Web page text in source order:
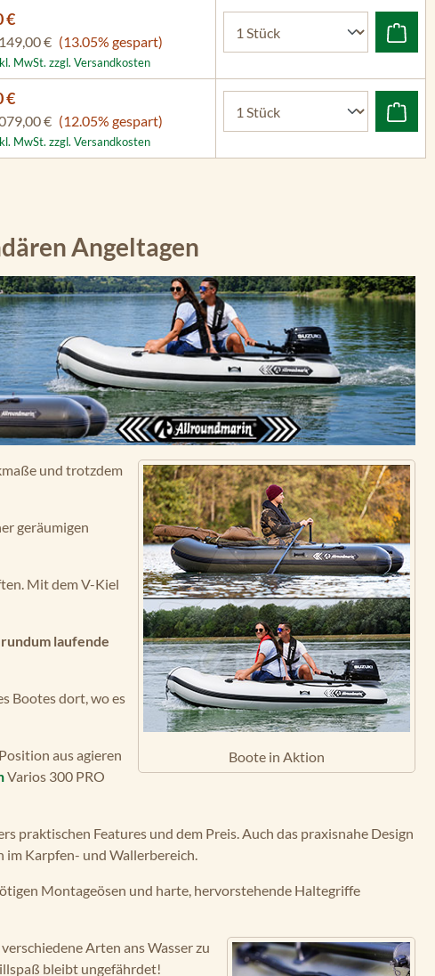
€
€ (13.05% gespart)
MwSt. zzgl. Versandkosten
€
€ (12.05% gespart)
MwSt. zzgl. Versandkosten
Angeltagen
Boote in Aktion
und trotzdem
geräumigen
Mit dem V-Kiel
rundum laufende
Bootes dort, wo es
aus agieren
Varios 300 PRO
praktischen Features und dem Preis. Auch das praxisnahe Design
im Karpfen- und Wallerbereich.
Montageösen und harte, hervorstehende Haltegriffe
Arten ans Wasser zu
bleibt ungefährdet!